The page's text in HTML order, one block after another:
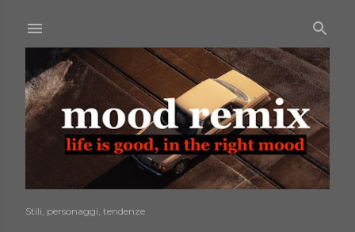
Stili, personaggi, tendenze